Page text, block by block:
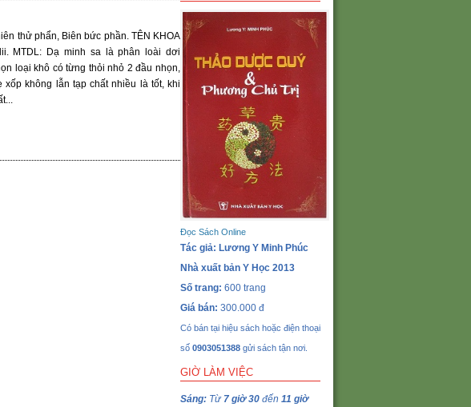
thử phẩn, Biên bức phần. TÊN KHOA
MTDL: Dạ minh sa là phân loài dơi
loại khô có từng thỏi nhỏ 2 đầu nhọn,
xốp không lẫn tạp chất nhiều là tốt, khi
Đọc Sách Online
Tác giả: Lương Y Minh Phúc
Nhà xuất bản Y Học 2013
Số trang: 600 trang
Giá bán: 300.000 đ
Có bán tại hiệu sách hoặc điện thoại
số 0903051388 gửi sách tận nơi.
GIỜ LÀM VIỆC
Sáng: Từ 7 giờ 30 đến 11 giờ